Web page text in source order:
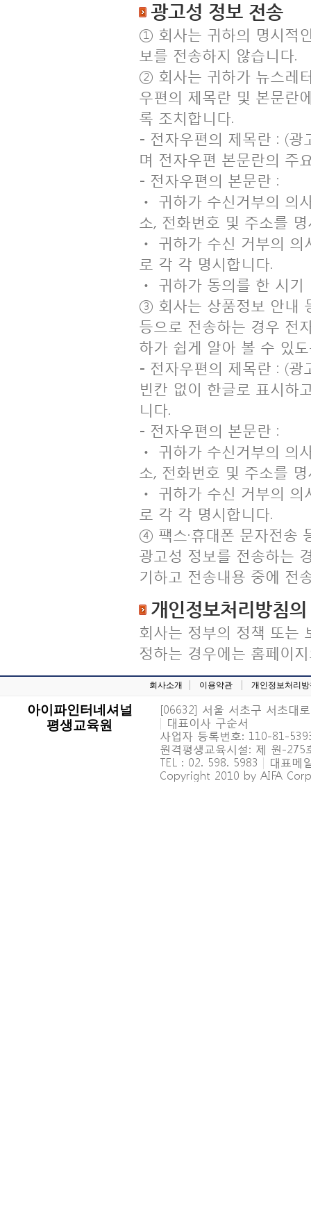
광고성 정보 전송
① 회사는 귀하의 명시적
보를 전송하지 않습니다.
② 회사는 귀하가 뉴스레
우편의 제목란 및 본문란
록 조치합니다.
- 전자우편의 제목란 : (
며 전자우편 본문란의 주
- 전자우편의 본문란 :
ㆍ 귀하가 수신거부의 의
소, 전화번호 및 주소를
ㆍ 귀하가 수신 거부의
로 각 각 명시합니다.
ㆍ 귀하가 동의를 한 시
③ 회사는 상품정보 안내
등으로 전송하는 경우 전
하가 쉽게 알아 볼 수 있
- 전자우편의 제목란 : (광
빈칸 없이 한글로 표시하
니다.
- 전자우편의 본문란 :
ㆍ 귀하가 수신거부의 의
소, 전화번호 및 주소를
ㆍ 귀하가 수신 거부의
로 각 각 명시합니다.
④ 팩스·휴대폰 문자전송
광고성 정보를 전송하는
기하고 전송내용 중에 전
개인정보처리방침
회사는 정부의 정책 또는
정하는 경우에는 홈페이
회사소개 이용약관 개인정보처리
아이파인터네셔널
평생교육원
[06632] 서울 서초구 서초대
| 대표이사 구순서
사업자 등록번호: 110-81-
원격평생교육시설: 제 원-
TEL : 02. 598. 5983 | 대표메
Copyright 2010 by AIFA